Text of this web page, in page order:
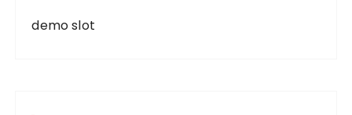
demo slot